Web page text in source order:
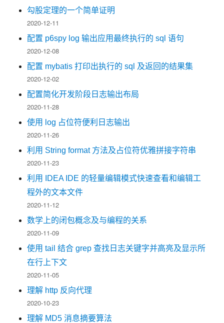
勾股定理的一个简单证明
2020-12-11
配置 p6spy log 输出应用最终执行的 sql 语句
2020-12-08
配置 mybatis 打印出执行的 sql 及返回的结果集
2020-12-02
配置简化开发阶段日志输出布局
2020-11-28
使用 log 占位符便利日志输出
2020-11-26
利用 String format 方法及占位符优雅拼接字符串
2020-11-23
利用 IDEA IDE 的轻量编辑模式快速查看和编辑工
程外的文本文件
2020-11-12
数学上的闭包概念及与编程的关系
2020-11-09
使用 tail 结合 grep 查找日志关键字并高亮及显示所
在行上下文
2020-11-05
理解 http 反向代理
2020-10-23
理解 MD5 消息摘要算法